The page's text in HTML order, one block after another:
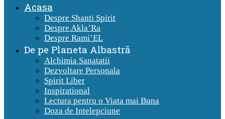
Acasa
Despre Shanti Spirit
Despre Akla’Ra
Despre Rami’EL
De pe Planeta Albastră
Alchimia Sanatatii
Dezvoltare Personala
Spirit Liber
Inspirational
Lectura pentru o Viata mai Buna
Doza de Intelepciune